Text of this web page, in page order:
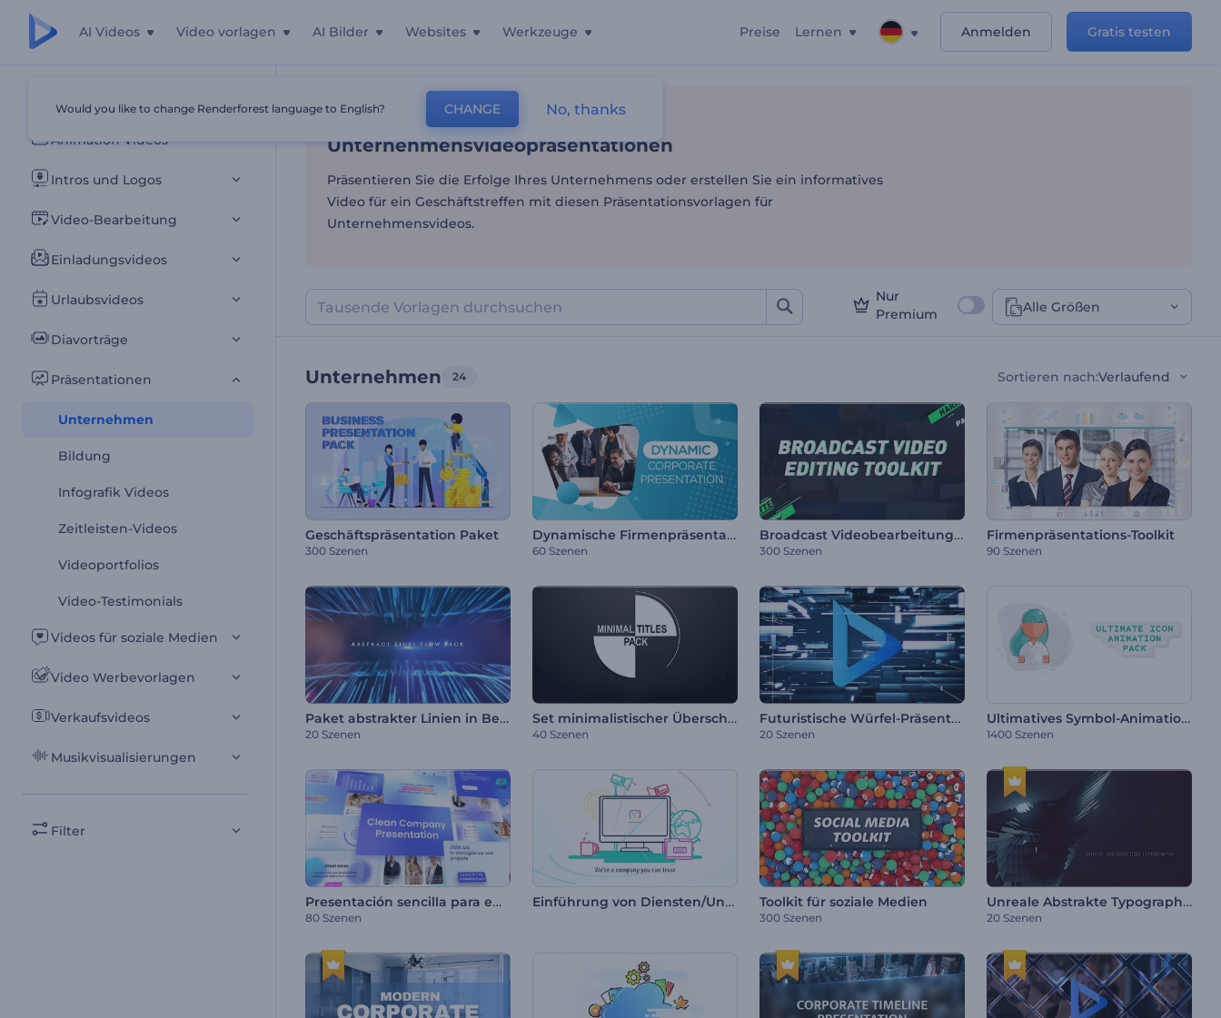
AI Videos Video vorlagen AI Bilder Websites Werkzeuge Preise Lernen Anmelden Gratis testen
Alle Vorlagen
Animation Videos
Intros und Logos
Video-Bearbeitung
Einladungsvideos
Urlaubsvideos
Diavorträge
Präsentationen
Unternehmen
Bildung
Infografik Videos
Zeitleisten-Videos
Videoportfolios
Video-Testimonials
Videos für soziale Medien
Video Werbevorlagen
Verkaufsvideos
Musikvisualisierungen
Filter
Unternehmensvideopräsentationen
Startseite Präsentationen Unternehmen
Unternehmensvideopräsentationen
Präsentieren Sie die Erfolge Ihres Unternehmens oder erstellen Sie ein informatives
Video für ein Geschäftstreffen mit diesen Präsentationsvorlagen für
Unternehmensvideos.
Nur
Premium
Alle Größen
Unternehmen 24 Sortieren nach:Verlaufend
Geschäftspräsentation Paket
300 Szenen
Dynamische Firmenpräsentation
60 Szenen
Broadcast Videobearbeitungs-Toolkit
300 Szenen
Firmenpräsentations-Toolkit
90 Szenen
Paket abstrakter Linien in Bewegung
20 Szenen
Set minimalistischer Überschriften
40 Szenen
Futuristische Würfel-Präsentation
20 Szenen
Ultimatives Symbol-Animationsset
1400 Szenen
Presentación sencilla para empresas
80 Szenen
Einführung von Diensten/Unternehmen Toolkit für soziale Medien
300 Szenen
Unreale Abstrakte Typographie
20 Szenen
Would you like to change Renderforest language to English? CHANGE No, thanks